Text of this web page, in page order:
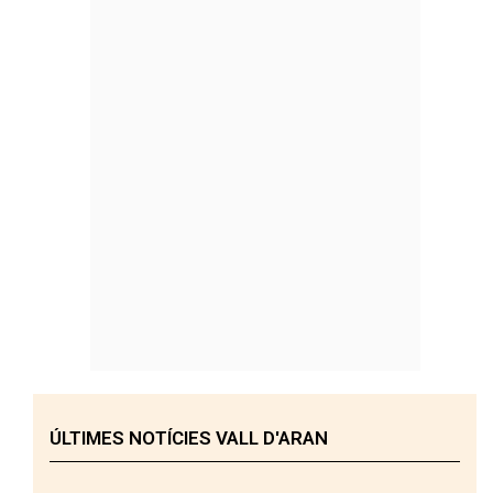
ÚLTIMES NOTÍCIES VALL D'ARAN